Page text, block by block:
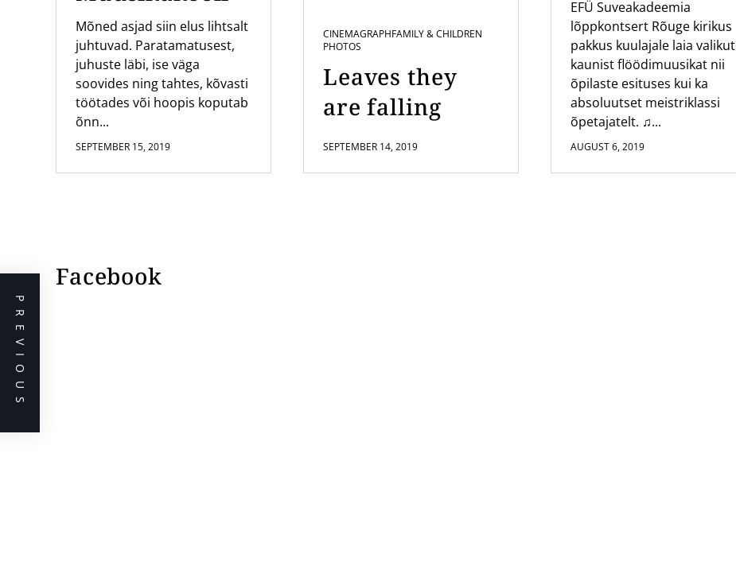
PREVIOUS
Mõned asjad siin elus lihtsalt
juhtuvad. Paratamatusest,
juhuste läbi, ise väga
soovides ning tahtes, kõvasti
töötades või hoopis koputab
õnn...
SEPTEMBER 15, 2019
CINEMAGRAPHFAMILY & CHILDREN
PHOTOS
Leaves they
are falling
SEPTEMBER 14, 2019
Rõuge Kirikus
EFÜ Suveakadeemia
lõppkontsert Rõuge kirikus
pakkus kuulajale laia valikut
kaunist flöödimuusikat nii
õpilaste esituses kui ka
absoluutset meistriklassi
õpetajatelt. ♫...
AUGUST 6, 2019
Facebook